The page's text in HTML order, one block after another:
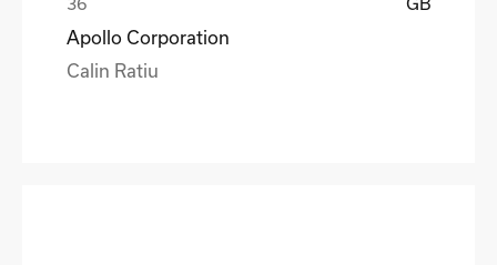
Apollo Corporation
Calin Ratiu